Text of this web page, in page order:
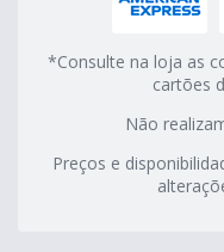
*Consulte na loja as
cartões
Não
Preços e